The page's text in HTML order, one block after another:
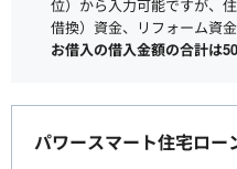
位）から入力可能ですが、
借換）資金、リフォーム資
お借入の借入金額の合計は
パワースマート住宅ロー